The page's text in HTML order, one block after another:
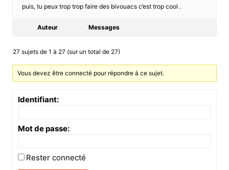
puis, tu peux trop trop faire des bivouacs c’est trop cool .
Auteur Messages
27 sujets de 1 à 27 (sur un total de 27)
Vous devez être connecté pour répondre à ce sujet.
Identifiant:
Mot de passe:
Rester connecté